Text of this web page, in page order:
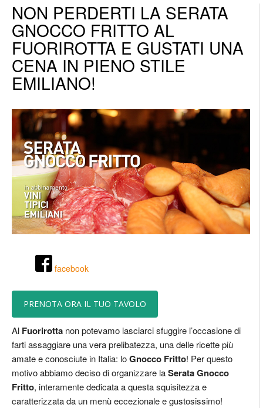
NON PERDERTI LA SERATA
GNOCCO FRITTO AL
FUORIROTTA E GUSTATI UNA
CENA IN PIENO STILE
EMILIANO!
facebook
PRENOTA ORA IL TUO TAVOLO
Al Fuorirotta non potevamo lasciarci sfuggire l’occasione di
farti assaggiare una vera prelibatezza, una delle ricette più
amate e conosciute in Italia: loGnocco Fritto! Per questo
motivo abbiamo deciso di organizzare laSerata Gnocco
Fritto, interamente dedicata a questa squisitezza e
caratterizzata da un menù eccezionale e gustosissimo!